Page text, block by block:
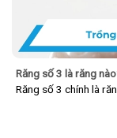
Răng số 3 là răng
Răng số 3 chính là